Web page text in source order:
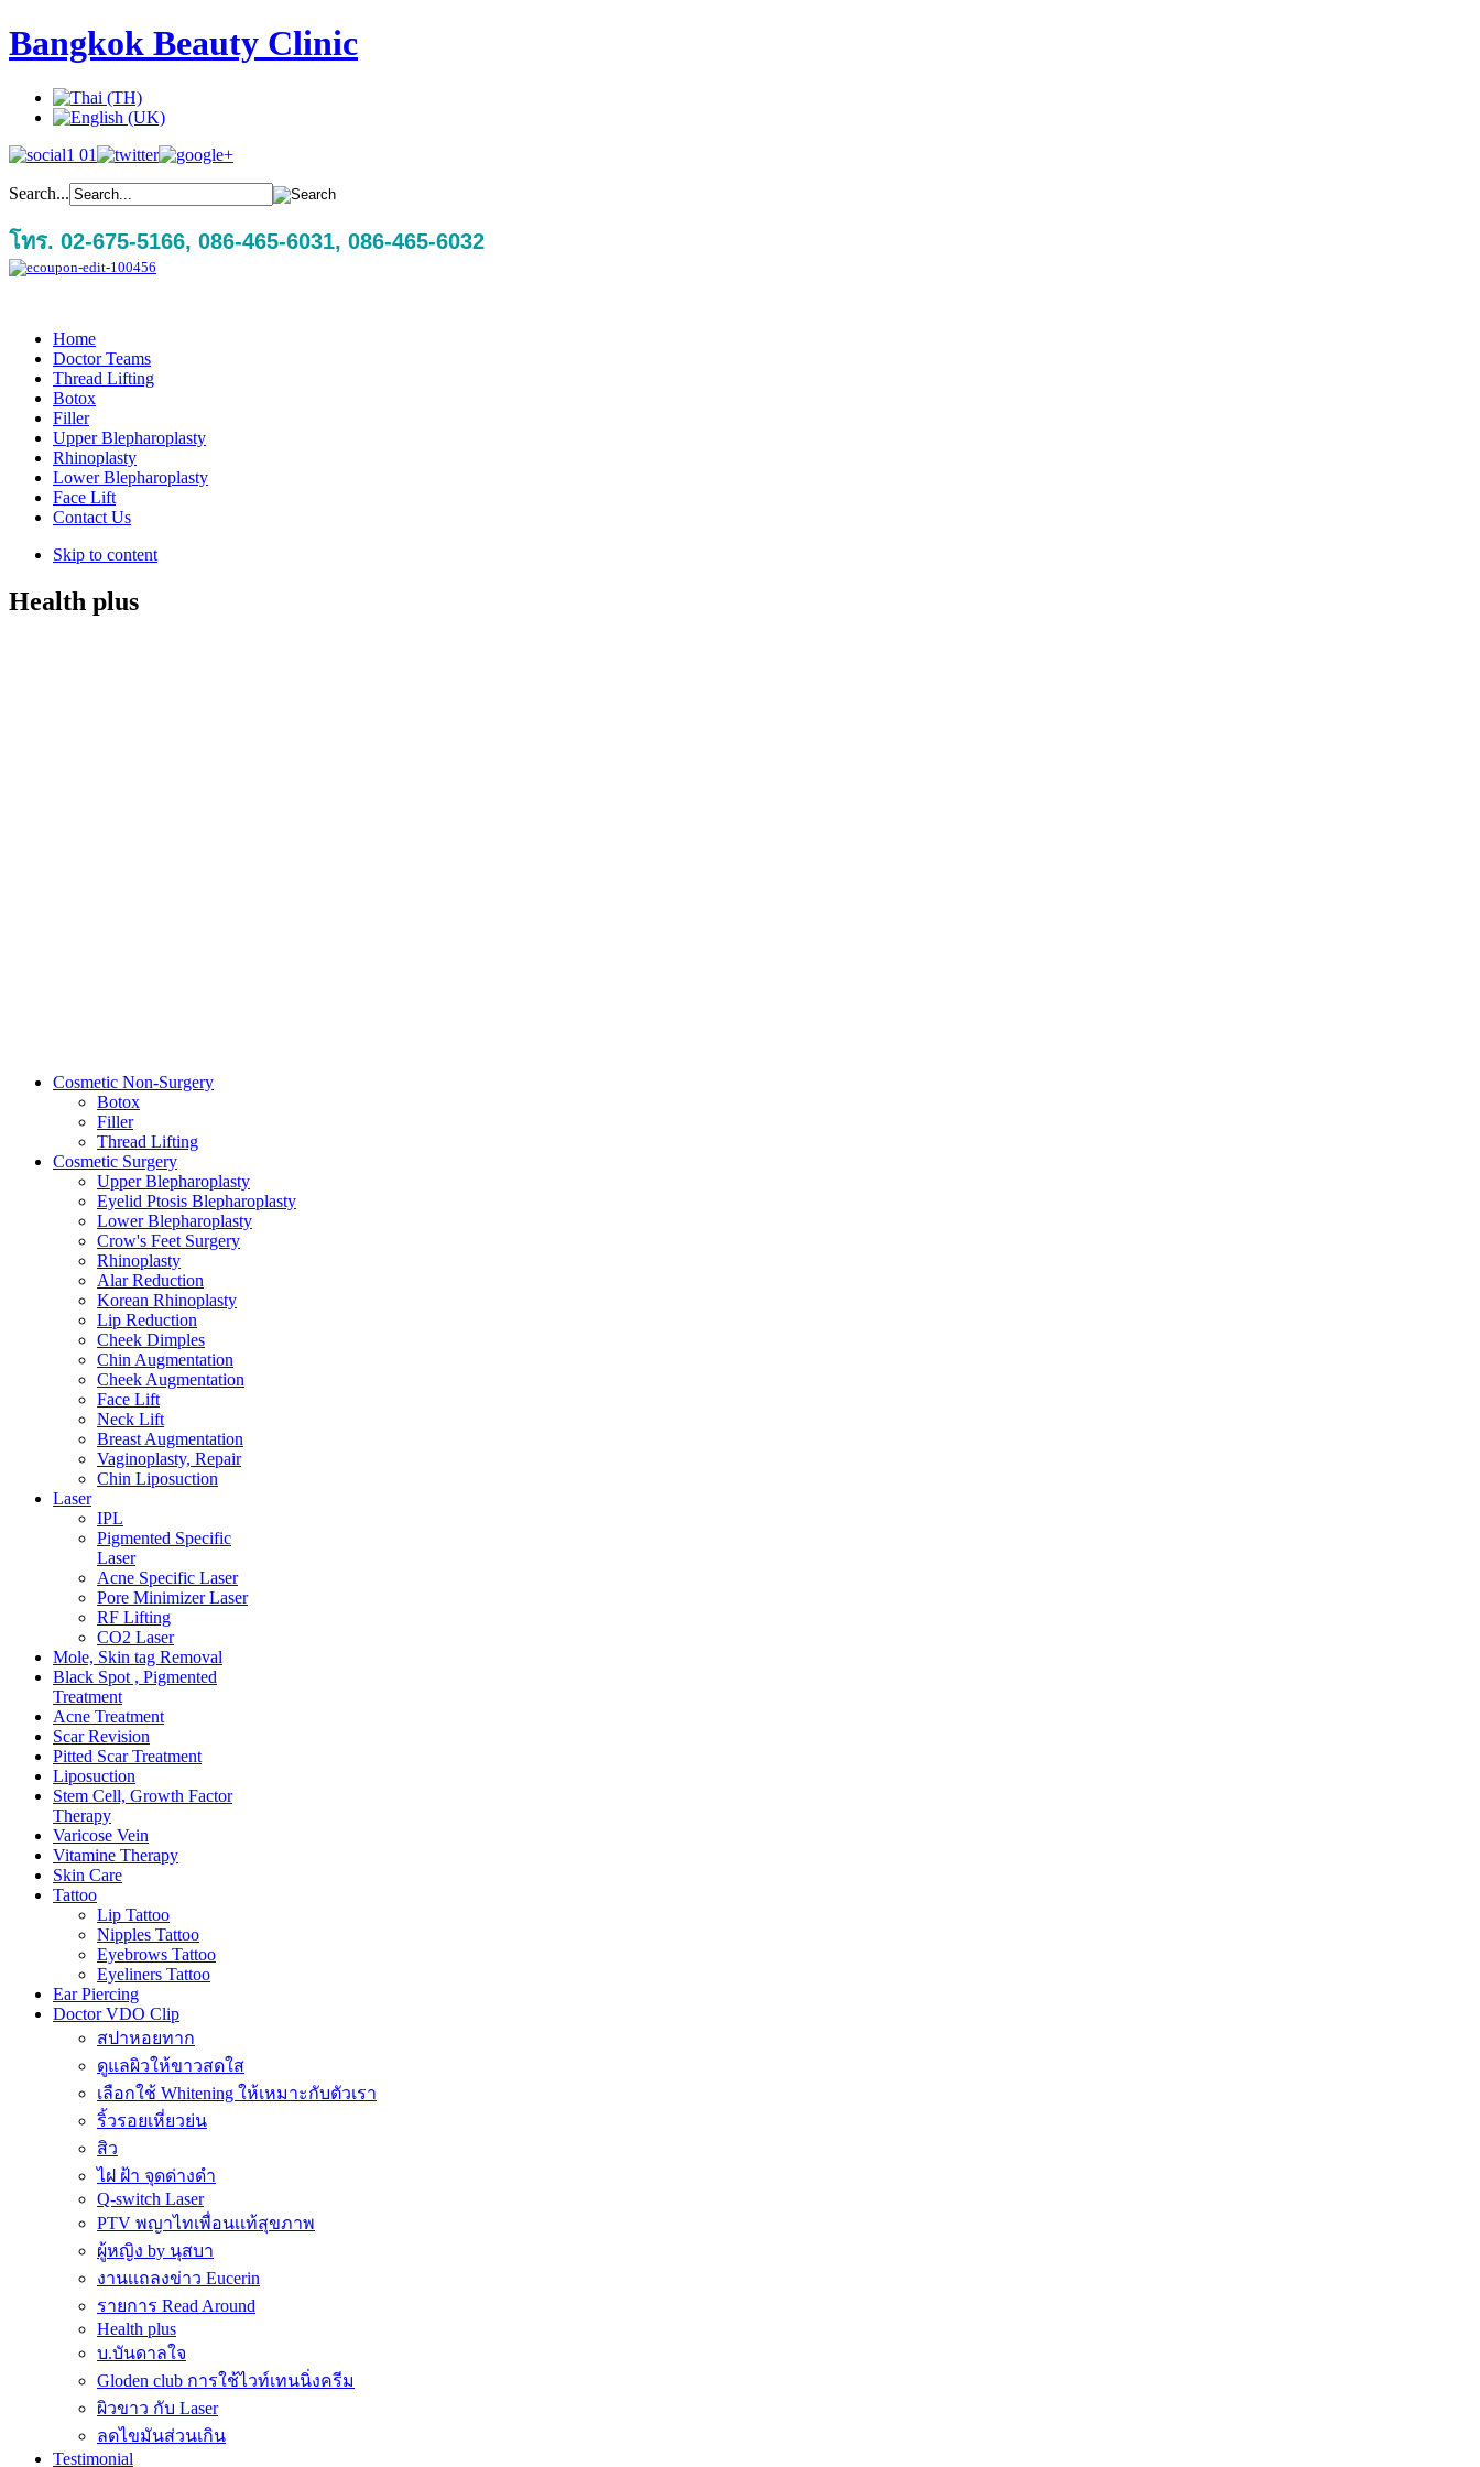
Bangkok Beauty Clinic
Search...
โทร. 02-675-5166, 086-465-6031, 086-465-6032
Home
Doctor Teams
Thread Lifting
Botox
Filler
Upper Blepharoplasty
Rhinoplasty
Lower Blepharoplasty
Face Lift
Contact Us
Skip to content
Health plus
Cosmetic Non-Surgery
Botox
Filler
Thread Lifting
Cosmetic Surgery
Upper Blepharoplasty
Eyelid Ptosis Blepharoplasty
Lower Blepharoplasty
Crow's Feet Surgery
Rhinoplasty
Alar Reduction
Korean Rhinoplasty
Lip Reduction
Cheek Dimples
Chin Augmentation
Cheek Augmentation
Face Lift
Neck Lift
Breast Augmentation
Vaginoplasty, Repair
Chin Liposuction
Laser
IPL
Pigmented Specific
Laser
Acne Specific Laser
Pore Minimizer Laser
RF Lifting
CO2 Laser
Mole, Skin tag Removal
Black Spot , Pigmented
Treatment
Acne Treatment
Scar Revision
Pitted Scar Treatment
Liposuction
Stem Cell, Growth Factor
Therapy
Varicose Vein
Vitamine Therapy
Skin Care
Tattoo
Lip Tattoo
Nipples Tattoo
Eyebrows Tattoo
Eyeliners Tattoo
Ear Piercing
Doctor VDO Clip
สปาหอยทาก
ดูแลผิวให้ขาวสดใส
เลือกใช้ Whitening ให้เหมาะกับตัวเรา
ริ้วรอยเหี่ยวย่น
สิว
ไฝ ฝ้า จุดด่างดำ
Q-switch Laser
PTV พญาไทเพื่อนเเท้สุขภาพ
ผู้หญิง by นุสบา
งานเเถลงข่าว Eucerin
รายการ Read Around
Health plus
บ.บันดาลใจ
Gloden club การใช้ไวท์เทนนิ่งครีม
ผิวขาว กับ Laser
ลดไขมันส่วนเกิน
Testimonial